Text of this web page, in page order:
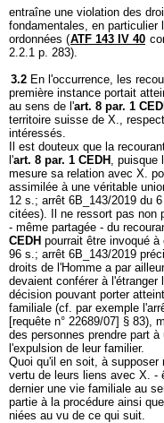
entraîne une violation des
fondamentales, en particulier
ordonnées (ATF 143 IV 40
2.2.1 p. 283).
3.2 En l'occurrence, les
première instance portait
au sens de l'art. 8 par. 1
territoire suisse de X.,
intéressés.
Il est douteux que la
l'art. 8 par. 1 CEDH , puisque
mesure sa relation avec X.
assimilée à une véritable
12 s.; arrêt 6B_143/2019 du
citées). Il ne ressort pas non
- même partagée - du
CEDH pourrait être invoqué à
96 s.; arrêt 6B_143/2019
droits de l'Homme a par
devaient conférer à
décision pouvant porter
familiale (cf. par exemple
[requête n° 22689/07] § 83),
des personnes prendre part
l'expulsion de leur familier.
Quoi qu'il en soit, à
vertu de leurs liens avec X. -
dernier une vie familiale au
partie à la procédure ainsi
niées au vu de ce qui suit.